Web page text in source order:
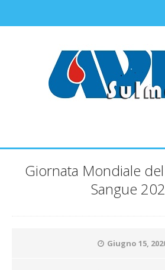
Giornata Mondiale
Sangue
Giugno 15,